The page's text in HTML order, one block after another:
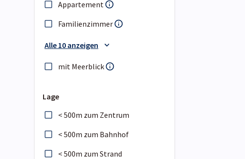
Appartement
Familienzimmer
Alle 10 anzeigen
mit Meerblick
Lage
< 500m zum Zentrum
< 500m zum Bahnhof
< 500m zum Strand